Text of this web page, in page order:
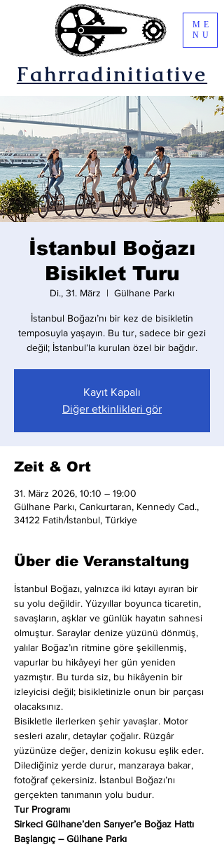
Fahrradinitiative
ME
NU
İstanbul Boğazı
Bisiklet Turu
Di., 31. März
  |
Gülhane Parkı
İstanbul Boğazı’nı bir kez de bisikletin
temposuyla yaşayın. Bu tur, sadece bir gezi
değil; İstanbul’la kurulan özel bir bağdır.
Kayıt Kapalı
Diğer etkinlikleri gör
Zeit & Ort
31. März 2026, 10:10 – 19:00
Gülhane Parkı, Cankurtaran, Kennedy Cad.,
34122 Fatih/İstanbul, Türkiye
Über die Veranstaltung
İstanbul Boğazı, yalnızca iki kıtayı ayıran bir
su yolu değildir. Yüzyıllar boyunca ticaretin,
savaşların, aşklar ve günlük hayatın sahnesi
olmuştur. Saraylar denize yüzünü dönmüş,
yalılar Boğaz’ın ritmine göre şekillenmiş,
vapurlar bu hikâyeyi her gün yeniden
yazmıştır. Bu turda siz, bu hikâyenin bir
izleyicisi değil; bisikletinizle onun bir parçası
olacaksınız.
Bisikletle ilerlerken şehir yavaşlar. Motor
sesleri azalır, detaylar çoğalır. Rüzgâr
yüzünüze değer, denizin kokusu eşlik eder.
Dilediğiniz yerde durur, manzaraya bakar,
fotoğraf çekersiniz. İstanbul Boğazı’nı
gerçekten tanımanın yolu budur.
Tur Programı
Sirkeci Gülhane’den Sarıyer’e Boğaz Hattı
Başlangıç – Gülhane Parkı